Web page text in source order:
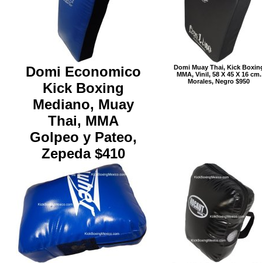
Domi Economico
Kick Boxing
Mediano, Muay
Thai, MMA
Golpeo y Pateo,
Zepeda $410
Domi Muay Thai, Kick
MMA, Vinil, 58 X 45 X 16 cm.
Morales, Negro $950